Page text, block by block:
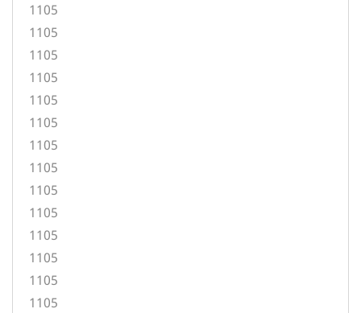
1105
1105
1105
1105
1105
1105
1105
1105
1105
1105
1105
1105
1105
1105